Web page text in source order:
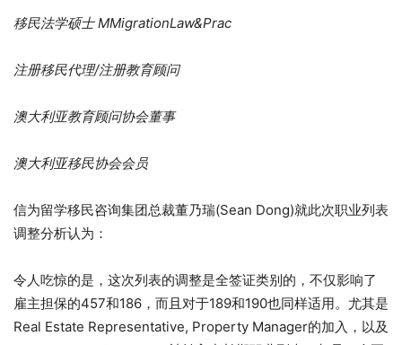
移民法学硕士 MMigrationLaw&Prac
注册移民代理/注册教育顾问
澳大利亚教育顾问协会董事
澳大利亚移民协会会员
信为留学移民咨询集团总裁董乃瑞(Sean Dong)就此次职业列表
调整分析认为：
令人吃惊的是，这次列表的调整是全签证类别的，不仅影响了
雇主担保的457和186，而且对于189和190也同样适用。尤其是
Real Estate Representative, Property Manager的加入，以及